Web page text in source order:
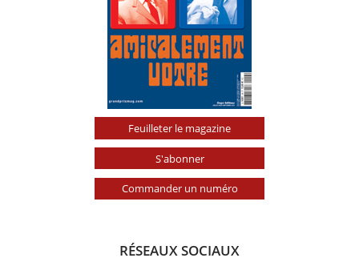
Feuilleter le magazine
S'abonner
Commander un numéro
RÉSEAUX SOCIAUX